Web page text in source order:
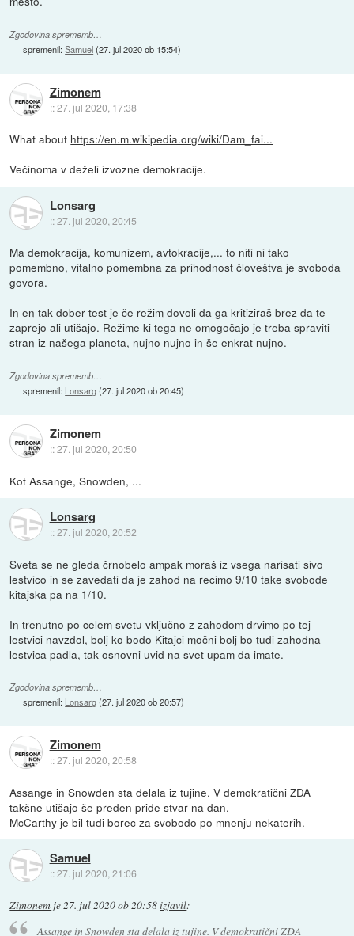
Zgodovina sprememb…
spremenil:Samuel(27. jul 2020 ob 15:54)
Zimonem
::27. jul 2020, 17:38
What about https://en.m.wikipedia.org/wiki/Dam_fai...
Večinoma v deželi izvozne demokracije.
Lonsarg
::27. jul 2020, 20:45
Ma demokracija, komunizem, avtokracije,... to niti ni tako
pomembno, vitalno pomembna za prihodnost človeštva je svoboda
govora.
In en tak dober test je če režim dovoli da ga kritiziraš brez da te
zaprejo ali utišajo. Režime ki tega ne omogočajo je treba spraviti
stran iz našega planeta, nujno nujno in še enkrat nujno.
Zgodovina sprememb…
spremenil: Lonsarg(27. jul 2020 ob 20:45)
Zimonem
::27. jul 2020, 20:50
Kot Assange, Snowden, ...
Lonsarg
::27. jul 2020, 20:52
Sveta se ne gleda črnobelo ampak moraš iz vsega narisati sivo
lestvico in se zavedati da je zahod na recimo 9/10 take svobode
kitajska pa na 1/10.
In trenutno po celem svetu vključno z zahodom drvimo po tej
lestvici navzdol, bolj ko bodo Kitajci močni bolj bo tudi zahodna
lestvica padla, tak osnovni uvid na svet upam da imate.
Zgodovina sprememb…
spremenil: Lonsarg(27. jul 2020 ob 20:57)
Zimonem
::27. jul 2020, 20:58
Assange in Snowden sta delala iz tujine. V demokratični ZDA
takšne utišajo še preden pride stvar na dan.
McCarthy je bil tudi borec za svobodo po mnenju nekaterih.
Samuel
::27. jul 2020, 21:06
Zimonem je27. jul 2020 ob 20:58izjavil:
Assange in Snowden sta delala iz tujine. V demokratični ZDA